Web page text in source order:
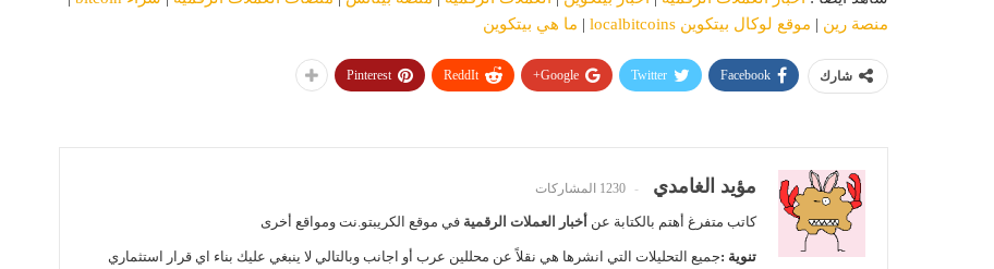
منصة رين | موقع لوكال بيتكوين localbitcoins | ما هي بيتكوين
شارك Facebook
Twitter
Google+
ReddIt
Pinterest
مؤيد الغامدي 1230 المشاركات
كاتب متفرغ أهتم بالكتابة عن أخبار العملات الرقمية في موقع الكريبتو.نت ومواقع أخرى
تنوية :جميع التحليلات التي انشرها هي نقلاً عن محللين عرب أو اجانب وبالتالي لا ينبغي عليك بناء اي قرار استثماري